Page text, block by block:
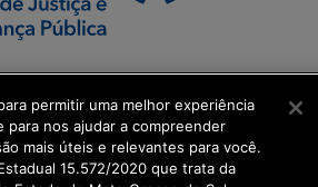
permitir uma melhor experiência
para nos ajudar a compreender
mais úteis e relevantes para você.
15.572/2020 que trata da